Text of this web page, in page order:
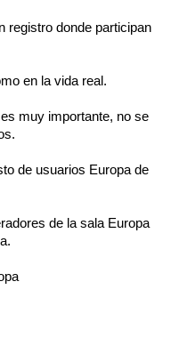
registro donde participan
en la vida real.
muy importante, no se
de usuarios Europa de
de la sala Europa